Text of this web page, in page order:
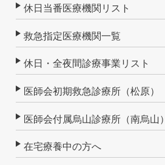
休日当番医療機関リスト
救急指定医療機関一覧
休日・全夜間診療事業リスト
医師会初期救急診療所（松原）
医師会付属烏山診療所（南烏山）
在宅療養中の方へ